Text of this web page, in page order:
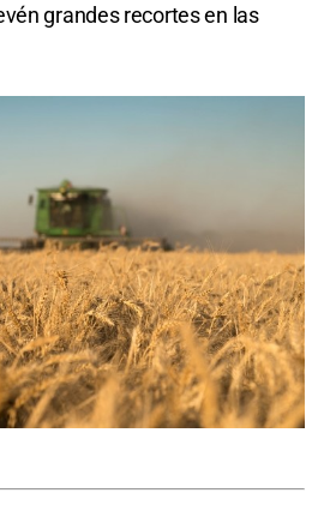
grandes recortes en las